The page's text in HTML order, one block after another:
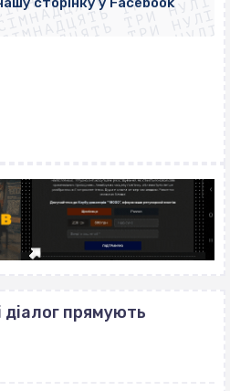
ТРИ НУЛІ
ТРИ НУЛІ
ТРИ НУЛІ
ТРИ НУЛІ
прямують